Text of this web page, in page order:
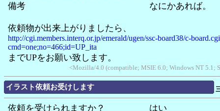
備考 なにかあれば。
依頼物が出来上がりましたら、
http://cgi.members.interq.or.jp/emerald/ugen/ssc-board38/c-
cmd=one;no=466;id=UP_ita
までUPをお願い致します。
<Mozilla/4.0 (compatible; MSIE 6.0; Windows NT 5.1;
イラスト依頼お受けします
依頼を受けられますか？ はい